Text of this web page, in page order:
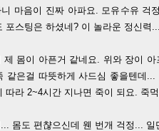
마음이 진짜 아파요. 모유수유 걱
포스팅은 하셨네? 이 놀라운 정신력
제 몸이 아픈거 같네요. 위와 장이
같은걸 따뜻하게 사드심 좋을텐데
따라 2~4시간 지나면 죽이 되요. 죽
몸도 편챦으신데 웬 번개 걱정...